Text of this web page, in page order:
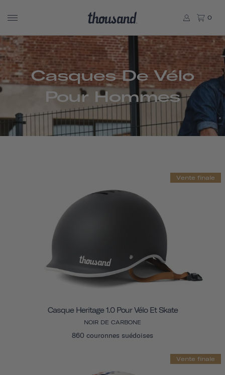
0
Casques De Vélo
Pour Hommes
Vente finale
Casque Heritage 1.0 Pour Vélo Et Skate
NOIR DE CARBONE
860 couronnes suédoises
Vente finale